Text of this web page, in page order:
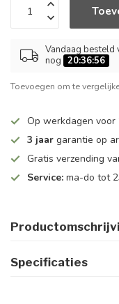
Vandaag besteld
nog 20:36:56
Toevoegen om te
Op werkdagen voor
3 jaar garantie op
Gratis verzending
Service: ma-do tot
Specificaties